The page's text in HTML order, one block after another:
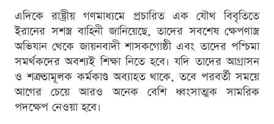
এদিকে রাষ্ট্রীয় গণমাধ্যমে প্রচারিত এক যৌথ বিবৃতিতে
ইরানের সশস্ত্র বাহিনী জানিয়েছে, তাদের সবশেষ ক্ষেপণাস্ত্র
অভিযান থেকে জায়নবাদী শাসকগোষ্ঠী এবং তাদের পশ্চিমা
সমর্থকদের অবশ্যই শিক্ষা নিতে হবে। যদি তাদের আগ্রাসন
ও শত্রুতামূলক কর্মকাণ্ড অব্যাহত থাকে, তবে পরবর্তী সময়ে
আগের চেয়ে আরও অনেক বেশি ধ্বংসাত্মক সামরিক
পদক্ষেপ নেওয়া হবে।